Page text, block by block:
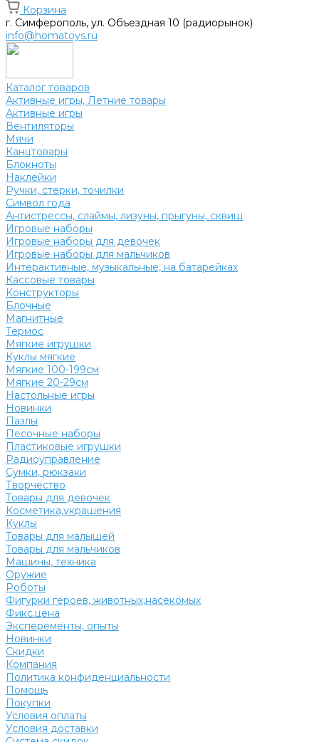
Корзина
г. Симферополь, ул. Объездная 10 (радиорынок)
info@homatoys.ru
Каталог товаров
Активные игры, Летние товары
Активные игры
Вентиляторы
Мячи
Канцтовары
Блокноты
Наклейки
Ручки, стерки, точилки
Символ года
Антистрессы, слаймы, лизуны, прыгуны, сквиш
Игровые наборы
Игровые наборы для девочек
Игровые наборы для мальчиков
Интерактивные, музыкальные, на батарейках
Кассовые товары
Конструкторы
Блочные
Магнитные
Термос
Мягкие игрушки
Куклы мягкие
Мягкие 100-199см
Мягкие 20-29см
Настольные игры
Новинки
Пазлы
Песочные наборы
Пластиковые игрушки
Радиоуправление
Сумки, рюкзаки
Творчество
Товары для девочек
Косметика,украшения
Куклы
Товары для малышей
Товары для мальчиков
Машины, техника
Оружие
Роботы
Фигурки героев, животных,насекомых
Фикс.цена
Эксперементы, опыты
Новинки
Скидки
Компания
Политика конфиденциальности
Помощь
Покупки
Условия оплаты
Условия доставки